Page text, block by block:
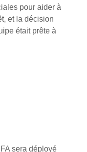
pour aider à
et la décision
était prête à
sera déployé